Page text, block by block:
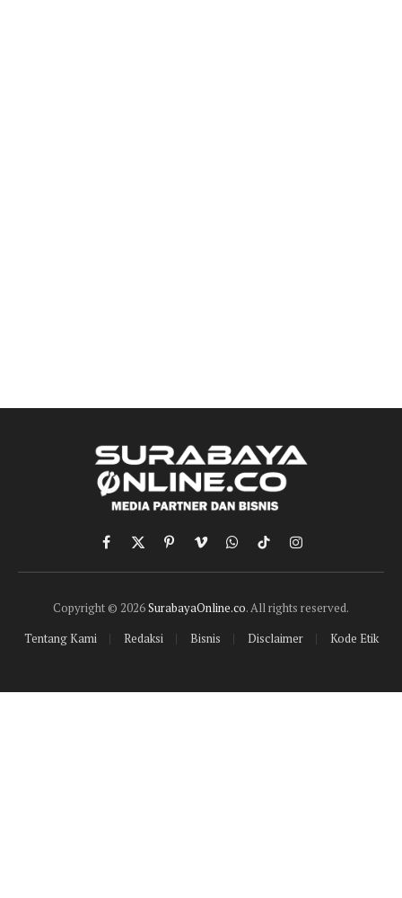
Facebook
X
(Twitter)
PinterestVimeoWhatsApp
TikTokInstagram
Copyright © 2026SurabayaOnline.co. All rights reserved.
Tentang Kami
Redaksi Bisnis Disclaimer Kode Etik